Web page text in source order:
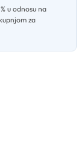
u odnosu na
za